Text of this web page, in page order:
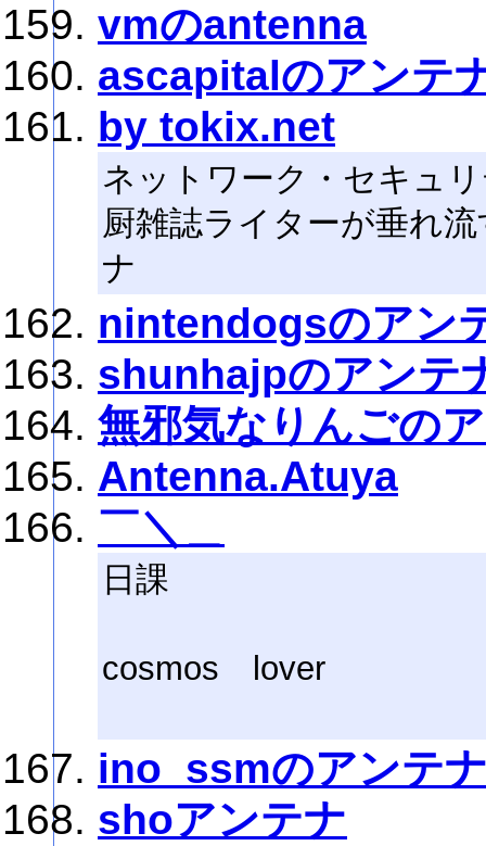
vmのantenna
ascapitalのアンテ
by tokix.net
ネットワーク・セキュ
厨雑誌ライターが垂れ
ナ
nintendogsのアン
shunhajpのアンテ
無邪気なりんごの
Antenna.Atuya
￣＼＿
日課
cosmos lover
ino_ssmのアンテ
shoアンテナ